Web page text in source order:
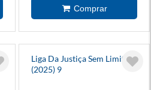
Liga Da Justiça Sem Limites
(2025) 9